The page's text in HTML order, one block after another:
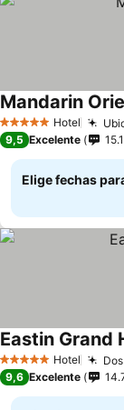
5 Estrellas Hotel
Mandarin
9,5 Excelente
Elige fechas
5 Estrellas Hotel
Eastin Grand
9,6 Excelente